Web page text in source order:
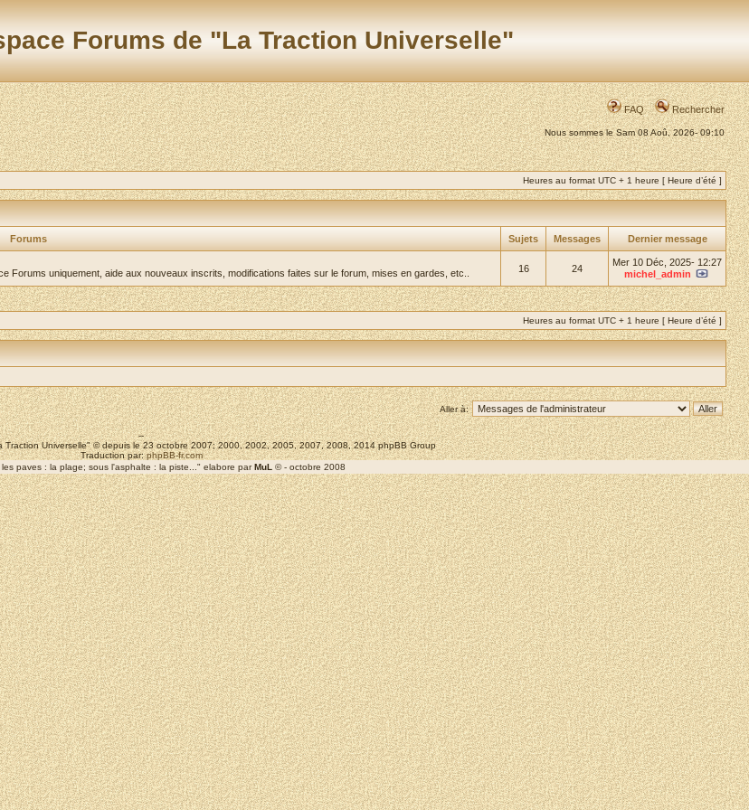
Forums de "La Traction Universelle"
FAQ Rechercher
Nous sommes le Sam 08 Aoû, 2026- 09:10
Heures au format UTC + 1 heure [ Heure d’été ]
Forums Sujets Messages Dernier message
uniquement, aide aux nouveaux inscrits, modifications faites sur le forum, mises en gardes, etc.. 16 24
Mer 10 Déc, 2025- 12:27
michel_admin
Heures au format UTC + 1 heure [ Heure d’été ]
Aller à:
--
Traction Universelle" © depuis le 23 octobre 2007; 2000, 2002, 2005, 2007, 2008, 2014 phpBB Group
Traduction par:phpBB-fr.com
paves : la plage; sous l'asphalte : la piste..." elabore parMuL © - octobre 2008